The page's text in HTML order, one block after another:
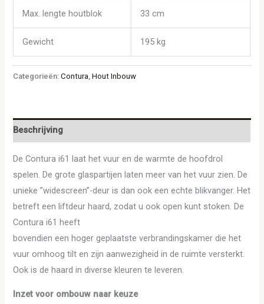
Max. lengte houtblok 33 cm
Gewicht 195 kg
Categorieën:Contura,Hout Inbouw
Beschrijving
De Contura i61 laat het vuur en de warmte de hoofdrol
spelen. De grote glaspartijen laten meer van het vuur zien. De
unieke ”widescreen”-deur is dan ook een echte blikvanger. Het
betreft een liftdeur haard, zodat u ook open kunt stoken. De
Contura i61 heeft
bovendien een hoger geplaatste verbrandingskamer die het
vuur omhoog tilt en zijn aanwezigheid in de ruimte versterkt.
Ook is de haard in diverse kleuren te leveren.
Inzet voor ombouw naar keuze